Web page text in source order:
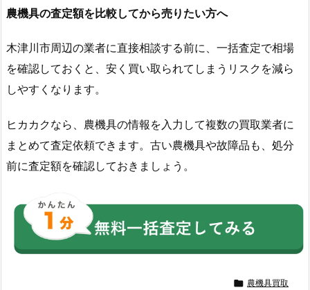
農機具の査定額を比較してから売りたい方へ
木津川市周辺の業者に直接相談する前に、一括査定で相場
を確認しておくと、安く買い取られてしまうリスクを減ら
しやすくなります。
ヒカカクなら、農機具の情報を入力して複数の買取業者に
まとめて査定依頼できます。古い農機具や故障品も、処分
前に査定額を確認しておきましょう。
 農機具買取